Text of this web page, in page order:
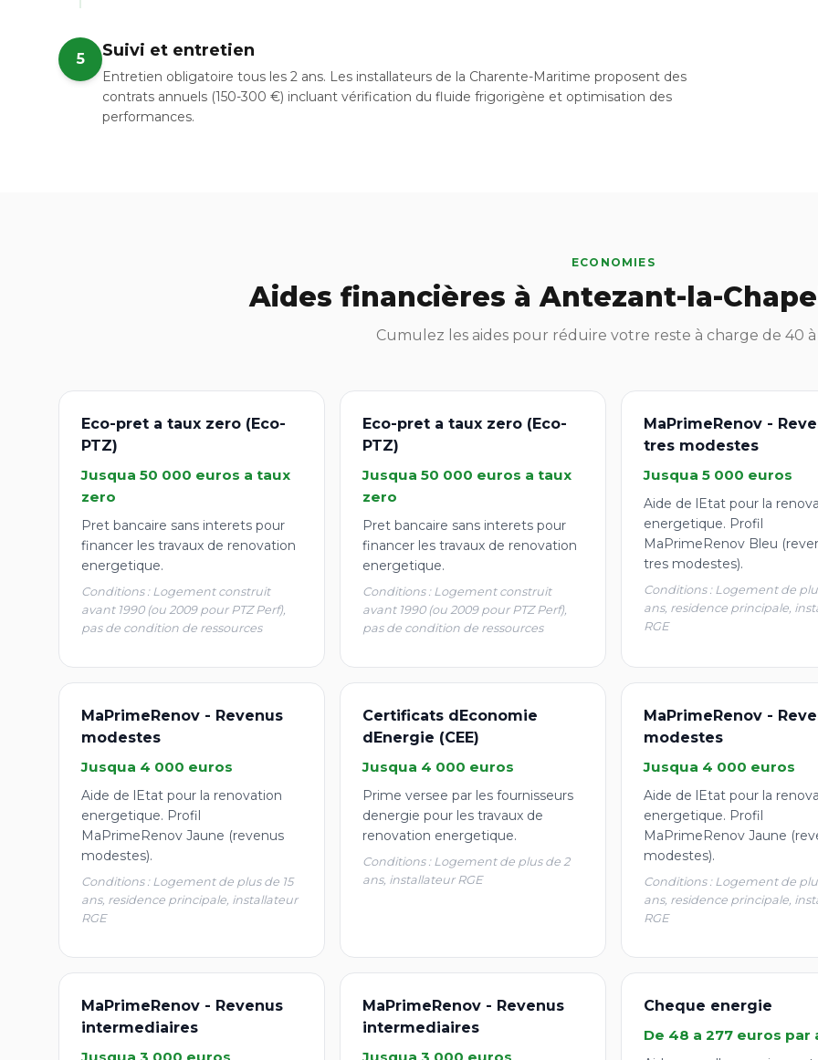
5 Suivi et entretien
Entretien obligatoire tous les 2 ans. Les installateurs de la Charente-Maritime proposent des
contrats annuels (150-300 €) incluant vérification du fluide frigorigène et optimisation des
performances.
ECONOMIES
Aides financières à Antezant-la-
Cumulez les aides pour réduire votre reste à charge de 40 à
Eco-pret a taux zero (Eco-
PTZ)
Jusqua 50 000 euros a taux
zero
Pret bancaire sans interets pour
financer les travaux de renovation
energetique.
Conditions : Logement construit
avant 1990 (ou 2009 pour PTZ Perf),
pas de condition de ressources
Eco-pret a taux zero (Eco-
PTZ)
Jusqua 50 000 euros a taux
zero
Pret bancaire sans interets pour
financer les travaux de renovation
energetique.
Conditions : Logement construit
avant 1990 (ou 2009 pour PTZ Perf),
pas de condition de ressources
MaPrimeRenov -
tres modestes
Jusqua 5 000 euros
Aide de lEtat pour la
energetique. Profil
MaPrimeRenov Bleu
tres modestes).
Conditions : Logement de
ans, residence principale,
RGE
MaPrimeRenov - Revenus
modestes
Jusqua 4 000 euros
Aide de lEtat pour la renovation
energetique. Profil
MaPrimeRenov Jaune (revenus
modestes).
Conditions : Logement de plus de 15
ans, residence principale, installateur
RGE
Certificats dEconomie
dEnergie (CEE)
Jusqua 4 000 euros
Prime versee par les fournisseurs
denergie pour les travaux de
renovation energetique.
Conditions : Logement de plus de 2
ans, installateur RGE
MaPrimeRenov -
modestes
Jusqua 4 000 euros
Aide de lEtat pour la
energetique. Profil
MaPrimeRenov Jaune
modestes).
Conditions : Logement de
ans, residence principale,
RGE
MaPrimeRenov - Revenus
intermediaires
MaPrimeRenov - Revenus
intermediaires
Cheque energie
De 48 a 277 euros par